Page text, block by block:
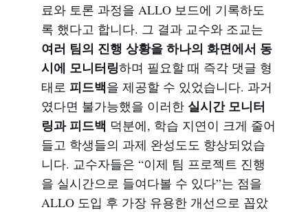
료와 토론 과정을 ALLO 보드에 기록하도
록 했다고 합니다. 그 결과 교수와 조교는
여러 팀의 진행 상황을 하나의 화면에서 동
시에 모니터링하며 필요할 때 즉각 댓글 형
태로 피드백을 제공할 수 있었습니다. 과거
였다면 불가능했을 이러한 실시간 모니터
링과 피드백 덕분에, 학습 지연이 크게 줄어
들고 학생들의 과제 완성도도 향상되었습
니다. 교수자들은 “이제 팀 프로젝트 진행
을 실시간으로 들여다볼 수 있다”는 점을
ALLO 도입 후 가장 유용한 개선으로 꼽았